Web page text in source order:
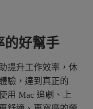
的好幫手
提升工作效率，休
驗，達到真正的
用 Mac 追劇、上